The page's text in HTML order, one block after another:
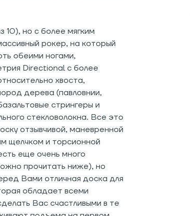
10), но с более мягким
рокер, на который
обеими ногами,
Directional с более
хвоста,
дерева (павловнии,
стрингеры и
стекловолокна. Все это
отзывчивой, маневренной
щелчком и торсионной
еще очень много
прочитать ниже), но
Вами отличная доска для
обладает всеми
Вас счастливыми в те